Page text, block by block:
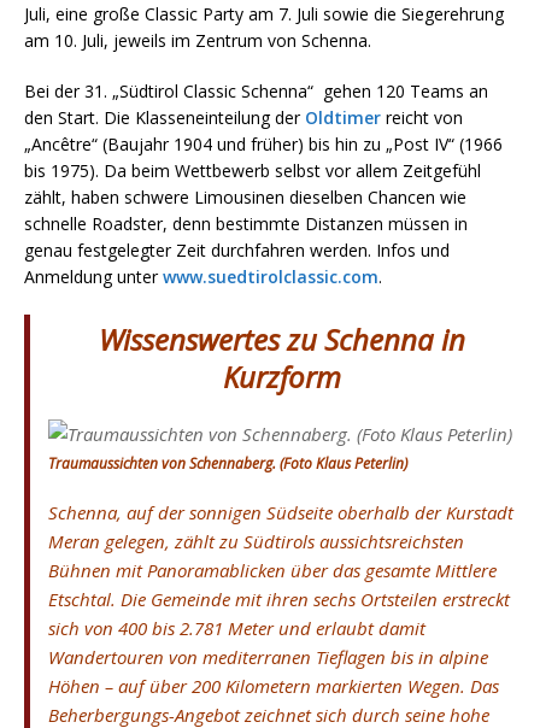
Juli, eine große Classic Party am 7. Juli sowie die Siegerehrung
am 10. Juli, jeweils im Zentrum von Schenna.
Bei der 31. „Südtirol Classic Schenna“ gehen 120 Teams an
den Start. Die Klasseneinteilung der Oldtimer reicht von
„Ancêtre“ (Baujahr 1904 und früher) bis hin zu „Post IV“ (1966
bis 1975). Da beim Wettbewerb selbst vor allem Zeitgefühl
zählt, haben schwere Limousinen dieselben Chancen wie
schnelle Roadster, denn bestimmte Distanzen müssen in
genau festgelegter Zeit durchfahren werden. Infos und
Anmeldung unterwww.suedtirolclassic.com.
Wissenswertes zu Schenna in
Kurzform
Traumaussichten von Schennaberg. (Foto Klaus Peterlin)
Schenna, auf der sonnigen Südseite oberhalb der Kurstadt
Meran gelegen, zählt zu Südtirols aussichtsreichsten
Bühnen mit Panoramablicken über das gesamte Mittlere
Etschtal. Die Gemeinde mit ihren sechs Ortsteilen erstreckt
sich von 400 bis 2.781 Meter und erlaubt damit
Wandertouren von mediterranen Tieflagen bis in alpine
Höhen – auf über 200 Kilometern markierten Wegen. Das
Beherbergungs-Angebot zeichnet sich durch seine hohe